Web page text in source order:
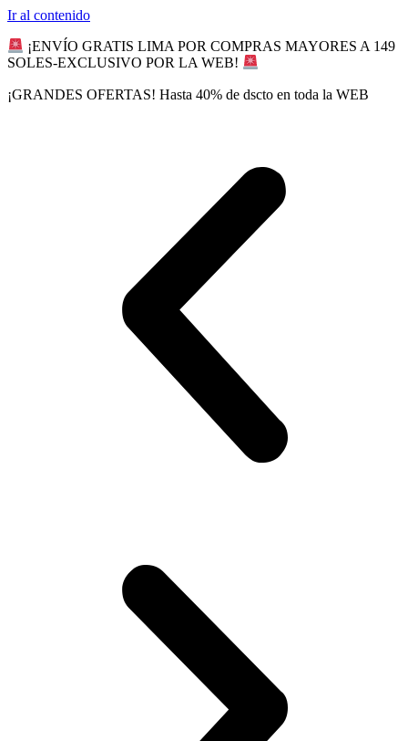
Ir al contenido
¡ENVÍO GRATIS LIMA POR COMPRAS MAYORES A 149
SOLES-EXCLUSIVO POR LA WEB!
¡GRANDES OFERTAS! Hasta 40% de dscto en toda la WEB